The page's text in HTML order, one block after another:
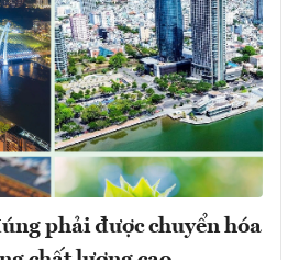
phải được chuyển hóa